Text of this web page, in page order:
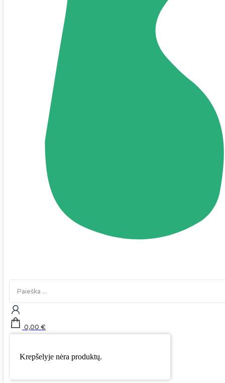
Search
0,00 €
Krepšelyje nėra produktų.